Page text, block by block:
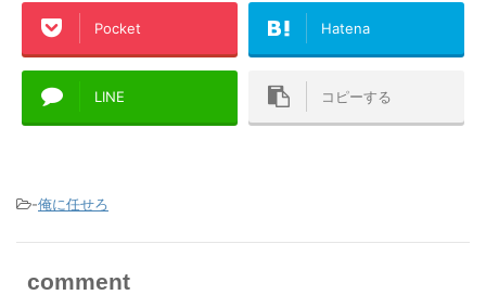
Pocket Hatena
LINE コピーする
-俺に任せろ
comment